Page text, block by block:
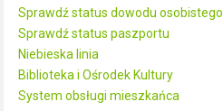
Sprawdź status dowodu osobistego
Sprawdź status paszportu
Niebieska linia
Biblioteka i Ośrodek Kultury
System obsługi mieszkańca